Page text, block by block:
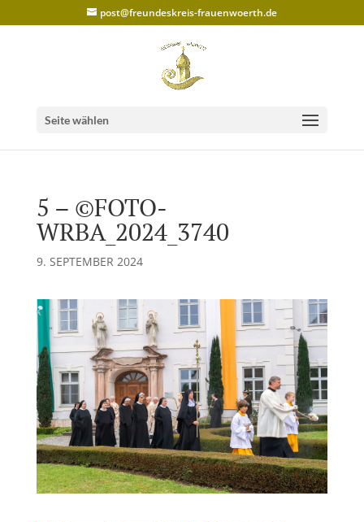
post@freundeskreis-frauenwoerth.de
Seite wählen
5 – ©FOTO-
WRBA_2024_3740
9. SEPTEMBER 2024